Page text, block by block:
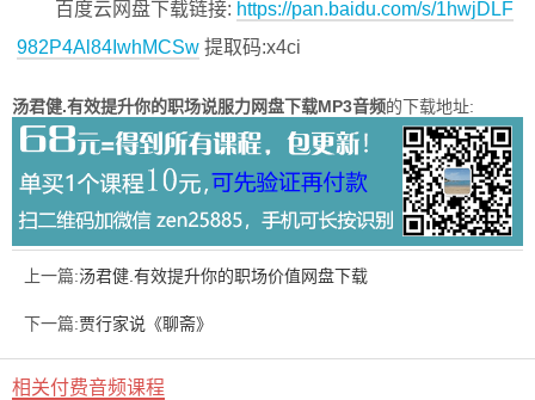
百度云网盘下载链接: https://pan.baidu.com/s/1hwjDLF
982P4Al84IwhMCSw 提取码:x4ci
汤君健.有效提升你的职场说服力网盘下载MP3音频的下载地址:
上一篇:汤君健.有效提升你的职场价值网盘下载
下一篇:贾行家说《聊斋》
相关付费音频课程